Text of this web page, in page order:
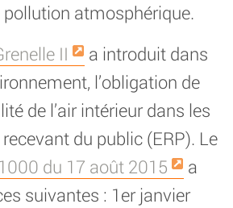
atmosphérique.
II
a introduit dans
l’obligation de
de l’air intérieur dans les
du public (ERP). Le
du 17 août 2015
a
suivantes : 1er janvier